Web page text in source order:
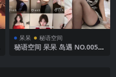
呆呆 秘语空间
秘语空间 呆呆 岛遇 NO.005期